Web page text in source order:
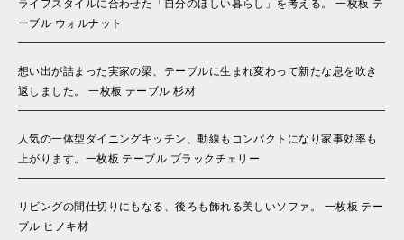
ライフスタイルに合わせた「自分のほしい暮らし」を考える。 一枚板 テ
ーブル ウォルナット
想い出が詰まった実家の梁、テーブルに生まれ変わって新たな息を吹き
返しました。 一枚板 テーブル 杉材
人気の一体型ダイニングキッチン、動線もコンパクトになり家事効率も
上がります。一枚板 テーブル ブラックチェリー
リビングの間仕切りにもなる、後ろも飾れる美しいソファ。 一枚板 テー
ブル ヒノキ材